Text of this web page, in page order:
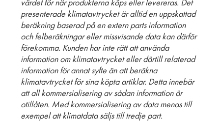
värdet för när produkterna köps eller levereras. Det
presenterade klimatavtrycket är alltid en uppskattad
beräkning baserad på en extern parts information
och felberäkningar eller missvisande data kan därför
förekomma. Kunden har inte rätt att använda
information om klimatavtrycket eller därtill relaterad
information för annat syfte än att beräkna
klimatavtrycket för sina köpta artiklar. Detta innebär
att all kommersialisering av sådan information är
otillåten. Med kommersialisering av data menas till
exempel att klimatdata säljs till tredje part.